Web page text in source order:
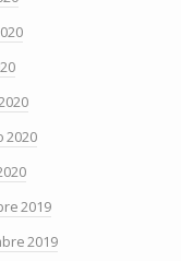
2020
2019
2019